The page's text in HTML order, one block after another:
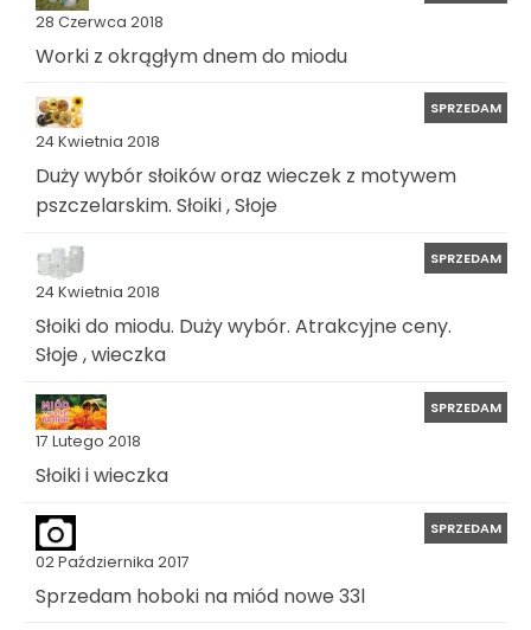
28 Czerwca 2018
Worki z okrągłym dnem do miodu
24 Kwietnia 2018
SPRZEDAM
Duży wybór słoików oraz wieczek z motywem
pszczelarskim. Słoiki , Słoje
24 Kwietnia 2018
SPRZEDAM
Słoiki do miodu. Duży wybór. Atrakcyjne ceny.
Słoje , wieczka
17 Lutego 2018
SPRZEDAM
Słoiki i wieczka
02 Października 2017
SPRZEDAM
Sprzedam hoboki na miód nowe 33l